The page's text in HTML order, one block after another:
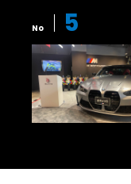
が、カモフラージ
ーファードリブン
アリーの形が示され
来場者向けの体験
からは、30台に及
No 5